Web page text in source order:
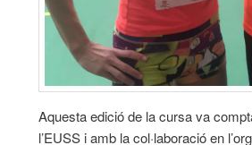
Aquesta edició de la cursa va
l’EUSS i amb la col·laboració en